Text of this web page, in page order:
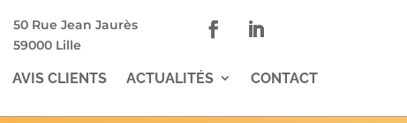
50 Rue Jean Jaurès
59000 Lille
AVIS CLIENTS ACTUALITÉS CONTACT